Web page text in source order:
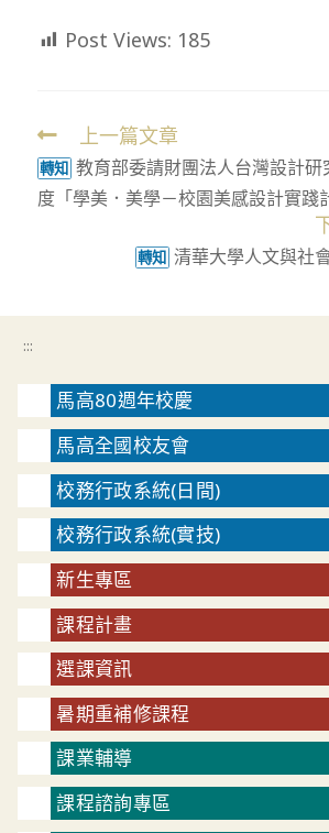
Post Views: 185
Read
more
articles
上一篇文章
轉知 教育部委請財團法人台灣設計
度「學美．美學－校園美感設計實踐
轉知 清華大學人文與社
:::
馬高80週年校慶
馬高全國校友會
校務行政系統(日間)
校務行政系統(實技)
新生專區
課程計畫
選課資訊
暑期重補修課程
課業輔導
課程諮詢專區